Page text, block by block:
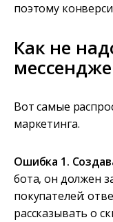
поэтому
Как не
Вот самые
маркетинга.
Ошибка 1.
бота, он должен
покупателей:
рассказывать о